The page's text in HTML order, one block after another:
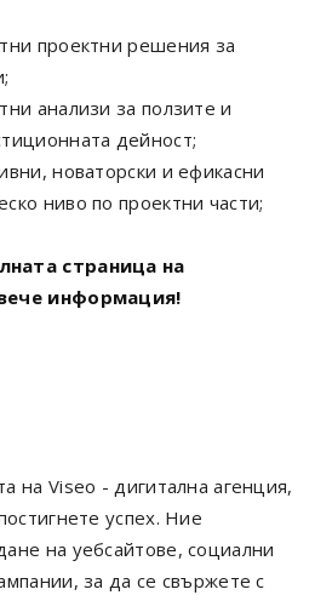
проектни решения за
анализи за ползите и
дейност;
новаторски и ефикасни
ниво по проектни части;
страница на
информация!
на Viseo - дигитална агенция,
успех. Ние
на уебсайтове, социални
за да се свържете с